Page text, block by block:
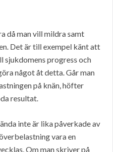
då man vill mildra samt
Det är till exempel känt att
sjukdomens progress och
något åt detta. Går man
på knän, höfter
resultat.
inte är lika påverkade av
vara en
Om man skriver på